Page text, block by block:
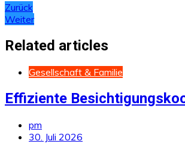
Beitragsnavigation
Zurück
Weiter
Related articles
Gesellschaft & Familie
Effiziente
pm
30. Juli 2026